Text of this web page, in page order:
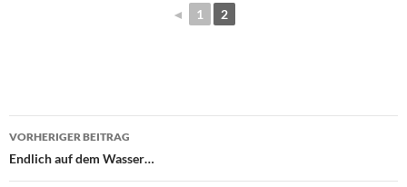
◄ 1 2
Beitragsnavigation
VORHERIGER BEITRAG
Endlich auf dem Wasser…